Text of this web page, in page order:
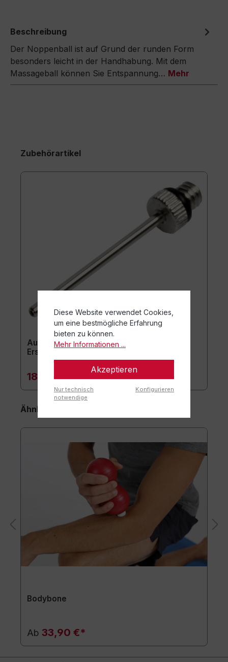
Beschreibung
Der Noppenball ist auf Grund der runden Form
besonders leicht in der Handhabung. Mit dem
Massageball können Sie Entspannung… Mehr
Zubehörartikel
Aufblasnadel für Ballpumpe (10er-Set) -
Ersatznadeln
18,10 €*
Ähnliche Artikel
Bodybone
Ab 33,90 €*
Diese Website verwendet Cookies,
um eine bestmögliche Erfahrung
bieten zu können.
Mehr Informationen ...
Akzeptieren
Nur technisch
notwendige
Konfigurieren